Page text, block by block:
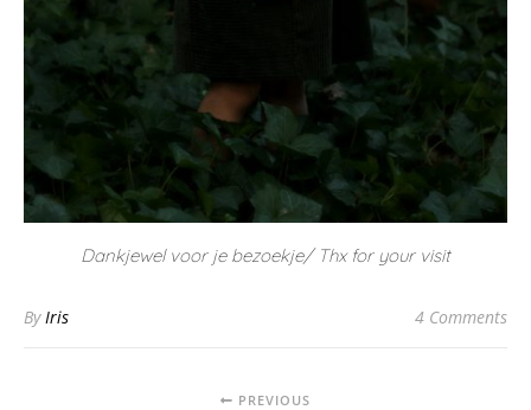
Dankjewel voor je bezoekje/ Thx for your visit
By Iris 4 Comments
PREVIOUS